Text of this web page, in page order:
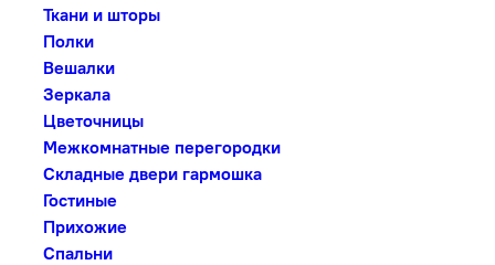
Ткани и шторы
Полки
Вешалки
Зеркала
Цветочницы
Межкомнатные перегородки
Складные двери гармошка
Гостиные
Прихожие
Спальни